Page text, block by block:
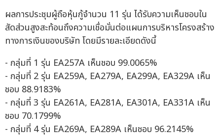
ผลการประชุมผู้ถือหุ้นกู้จำนวน 11 รุ่น ได้รับความเห็นชอบใน
สัดส่วนสูงสะท้อนถึงความเชื่อมั่นต่อแผนการบริหารโครงสร้าง
ทางการเงินของบริษัท โดยมีรายละเอียดดังนี้
- กลุ่มที่ 1 รุ่น EA257A เห็นชอบ 99.0065%
- กลุ่มที่ 2 รุ่น EA259A, EA279A, EA299A, EA329A เห็น
ชอบ 88.9183%
- กลุ่มที่ 3 รุ่น EA261A, EA281A, EA301A, EA331A เห็น
ชอบ 70.1799%
- กลุ่มที่ 4 รุ่น EA269A, EA289A เห็นชอบ 96.2145%